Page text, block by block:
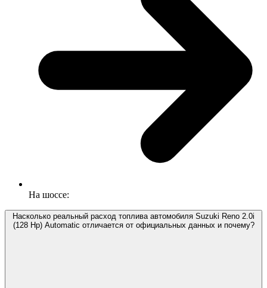
На шоссе:
Насколько реальный расход топлива автомобиля Suzuki Reno 2.0i
(128 Hp) Automatic отличается от официальных данных и почему?